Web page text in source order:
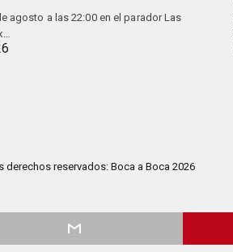
agosto a las 22:00 en el parador Las
derechos reservados: Boca a Boca 2026